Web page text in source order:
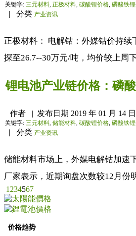
关键字: 三元材料, 正极材料, 碳酸锂价格, 磷酸铁
| 分类 产业资讯
正极材料： 电解钴：外媒钴价持
探至26.7--30万元/吨，均价较上周
锂电池产业链价格：磷
作者 | 发布日期 2019 年 01 月 14
关键字: 三元材料, 储能材料, 碳酸锂价格, 磷酸铁
| 分类 产业资讯
储能材料市场上，外媒电解钴加速
厂家表示，近期询盘次数较12月份
1 234567
价格趋势